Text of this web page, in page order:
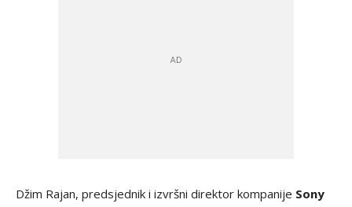
Džim Rajan, predsjednik i izvršni direktor kompanije Sony